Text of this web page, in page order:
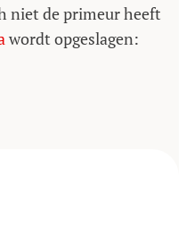
niet de primeur heeft
wordt opgeslagen: